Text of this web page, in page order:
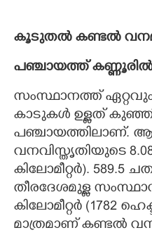
കൂടുതൽ കണ്ടൽ
പഞ്ചായത്ത് കണ്ണൂരിൽ
സംസ്ഥാനത്ത്
കാടുകൾ ഉള്ളത്
പഞ്ചായത്തിലാണ്.
വനവിസ്തൃതിയുടെ
കിലോമീറ്റർ). 589.5
തീരദേശമുള്ള
കിലോമീറ്റർ (1782
മാത്രമാണ് കണ്ടൽ